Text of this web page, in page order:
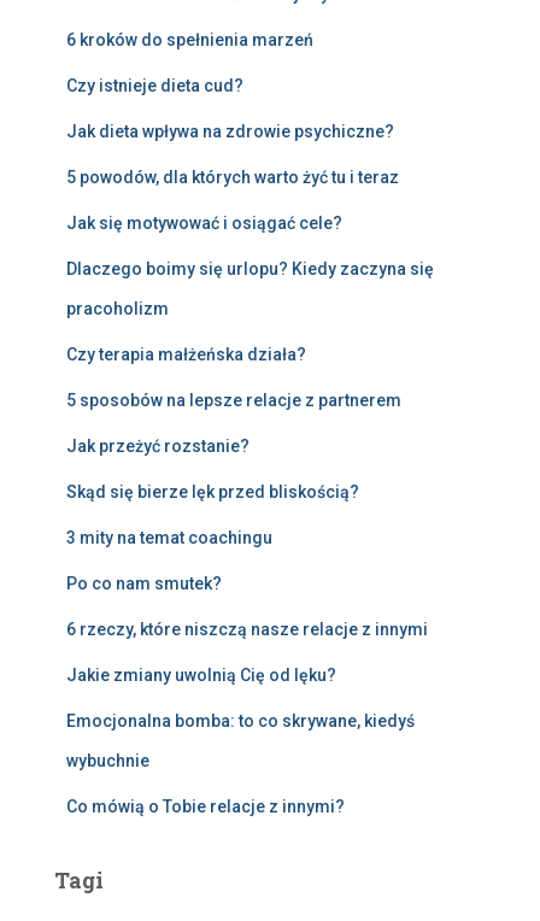
6 kroków do spełnienia marzeń
Czy istnieje dieta cud?
Jak dieta wpływa na zdrowie psychiczne?
5 powodów, dla których warto żyć tu i teraz
Jak się motywować i osiągać cele?
Dlaczego boimy się urlopu? Kiedy zaczyna się
pracoholizm
Czy terapia małżeńska działa?
5 sposobów na lepsze relacje z partnerem
Jak przeżyć rozstanie?
Skąd się bierze lęk przed bliskością?
3 mity na temat coachingu
Po co nam smutek?
6 rzeczy, które niszczą nasze relacje z innymi
Jakie zmiany uwolnią Cię od lęku?
Emocjonalna bomba: to co skrywane, kiedyś
wybuchnie
Co mówią o Tobie relacje z innymi?
Tagi